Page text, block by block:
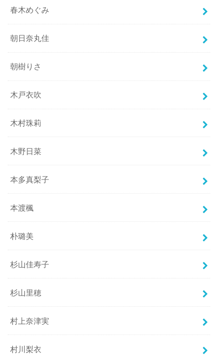
春木めぐみ
朝日奈丸佳
朝樹りさ
木戸衣吹
木村珠莉
木野日菜
本多真梨子
本渡楓
朴璐美
杉山佳寿子
杉山里穂
村上奈津実
村川梨衣